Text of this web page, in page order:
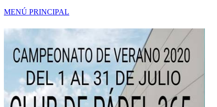
MENÚ PRINCIPAL